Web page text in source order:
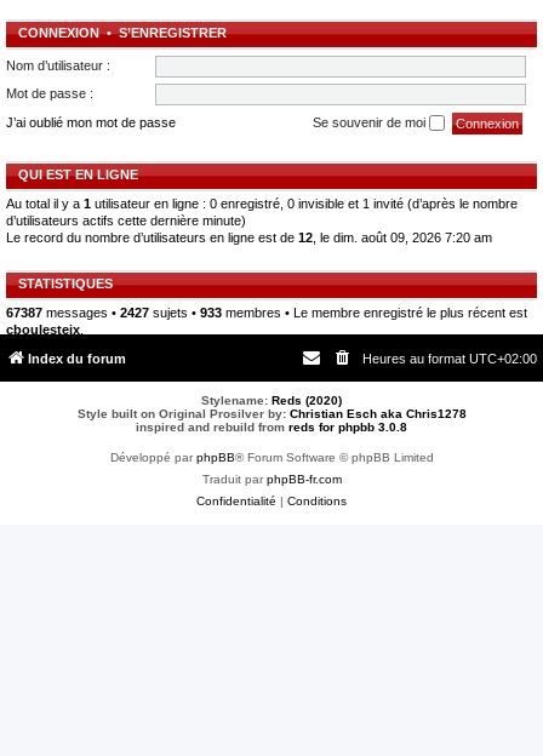
CONNEXION•S’ENREGISTRER
Nom d’utilisateur :
Mot de passe :
J’ai oublié mon mot de passe
Se souvenir de moi
QUI EST EN LIGNE
Au total il y a 1 utilisateur en ligne : 0 enregistré, 0 invisible et 1 invité (d’après le nombre
d’utilisateurs actifs cette dernière minute)
Le record du nombre d’utilisateurs en ligne est de 12 , le dim. août 09, 2026 7:20 am
STATISTIQUES
67387 messages • 2427 sujets • 933 membres • Le membre enregistré le plus récent est
cboulesteix
Index du forum
Heures au format UTC+02:00
Stylename: Reds (2020)
Style built on Original Prosilver by: Christian Esch aka Chris1278
inspired and rebuild from reds for phpbb 3.0.8
Développé parphpBB® Forum Software © phpBB Limited
Traduit parphpBB-fr.com
Confidentialité | Conditions